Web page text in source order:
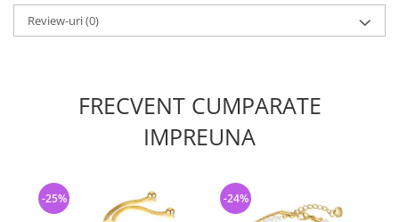
Review-uri(0)
FRECVENT CUMPARATE
IMPREUNA
-25% -24%